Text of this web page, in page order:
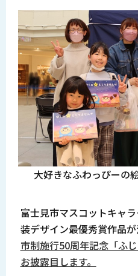
大好きなふわっぴーの
富士見市マスコットキャ
装デザイン最優秀賞作品
市制施行50周年記念「ふ
お披露目します。